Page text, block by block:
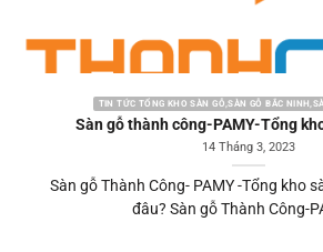
TIN TỨC TỔNG KHO SÀN GỖ,SÀN GỖ BẮC
Sàn gỗ thành công-PAMY-Tổng
14 Tháng 3, 2023
Sàn gỗ Thành Công- PAMY -Tổng kho
đâu? Sàn gỗ Thành Công-